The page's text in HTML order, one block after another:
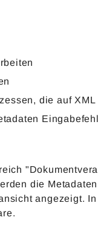
die auf XML
die
angezeigt.